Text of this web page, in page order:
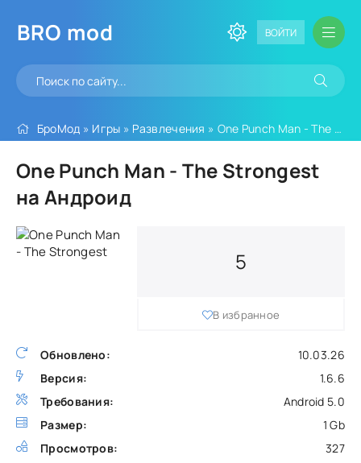
BRO mod ВОЙТИ
БроМод » Игры » Развлечения » One Punch Man - The Strongest
One Punch Man - The Strongest
на Андроид
Обновлено:
10.03.26
Версия:
1.6.6
Требования:
Android 5.0
Размер:
1 Gb
Просмотров:
327
5
В избранное